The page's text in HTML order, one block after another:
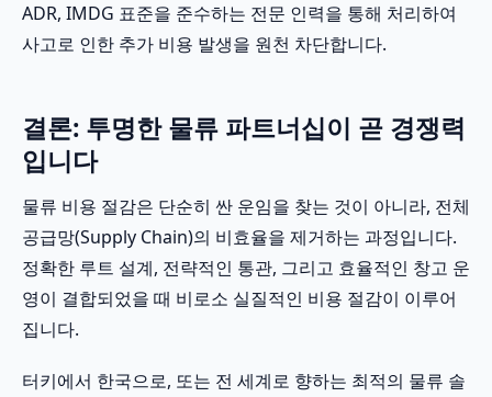
ADR, IMDG 표준을 준수하는 전문 인력을 통해 처리하여
사고로 인한 추가 비용 발생을 원천 차단합니다.
결론: 투명한 물류 파트너십이 곧 경쟁력
입니다
물류 비용 절감은 단순히 싼 운임을 찾는 것이 아니라, 전체
공급망(Supply Chain)의 비효율을 제거하는 과정입니다.
정확한 루트 설계, 전략적인 통관, 그리고 효율적인 창고 운
영이 결합되었을 때 비로소 실질적인 비용 절감이 이루어
집니다.
터키에서 한국으로, 또는 전 세계로 향하는 최적의 물류 솔